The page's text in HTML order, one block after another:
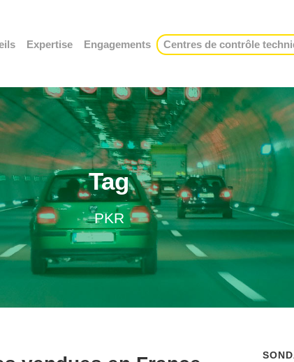
Expertise Engagements Centres de contrôle
Tag
PKR